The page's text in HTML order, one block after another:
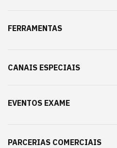
FERRAMENTAS
CANAIS ESPECIAIS
EVENTOS EXAME
PARCERIAS COMERCIAIS